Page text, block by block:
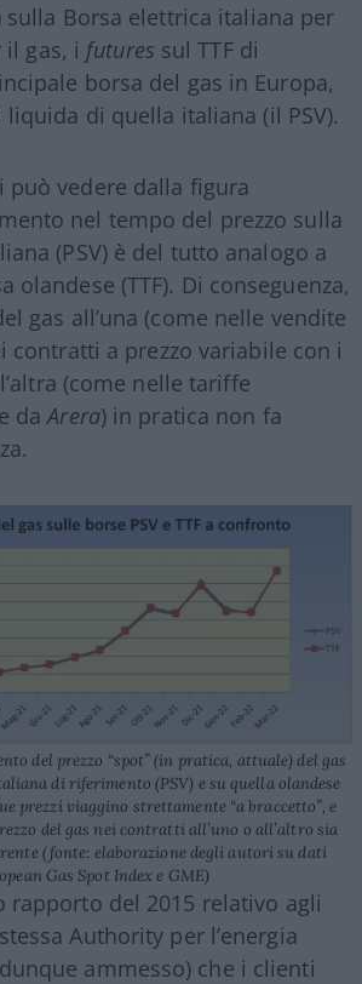
sulla Borsa elettrica italiana per
il gas, i futures sul TTF di
borsa del gas in Europa,
di quella italiana (il PSV).
può vedere dalla figura
nel tempo del prezzo sulla
(PSV) è del tutto analogo a
olandese (TTF). Di conseguenza,
gas all’una (come nelle vendite
contratti a prezzo variabile con i
(come nelle tariffe
daArera) in pratica non fa
del prezzo “spot” (in pratica, attuale) del gas
di riferimento (PSV) e su quella olandese
prezzi viaggino strettamente “a braccetto”, e
del gas nei contratti all’uno o all’altro sia
(fonte: elaborazione degli autori su dati
Gas Spot Index e GME)
rapporto del 2015 relativo agli
Authority per l’energia
ammesso) che i clienti